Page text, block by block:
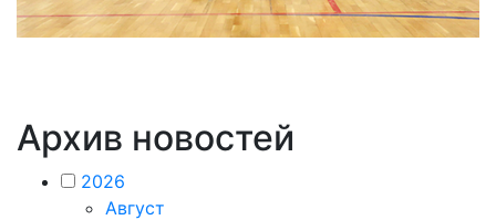
Архив новостей
2026
Август